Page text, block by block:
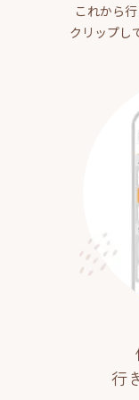
これから
クリップし
行